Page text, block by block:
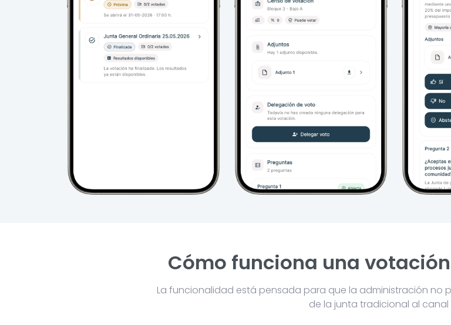
Cómo funciona una
La funcionalidad está pensada para que la administración no
de la junta tradicional al canal